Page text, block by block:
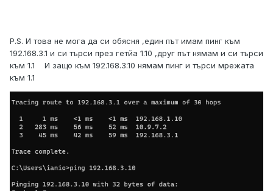
P.S. И това не мога да си обясня ,един път имам пинг към
192.168.3.1 и си търси през гетйа 1.10 ,друг път нямам и си търси
към 1.1 И защо към 192.168.3.10 нямам пинг и търси мрежата
към 1.1